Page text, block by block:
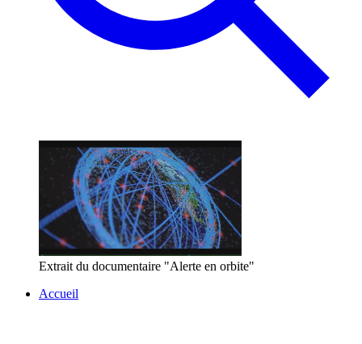
Extrait du documentaire "Alerte en orbite"
Accueil